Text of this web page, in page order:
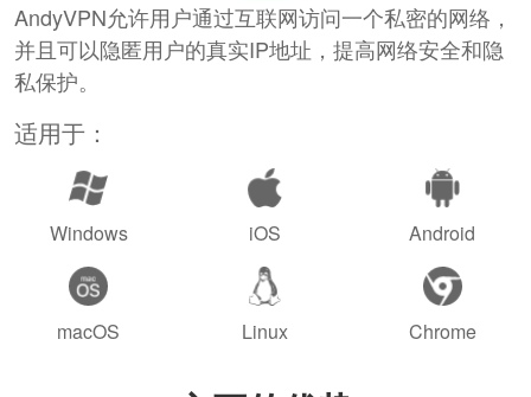
AndyVPN允许用户通过互联网访问一个私密的网络，
并且可以隐匿用户的真实IP地址，提高网络安全和隐
私保护。
适用于：
Windows iOS Android
macOS Linux Chrome